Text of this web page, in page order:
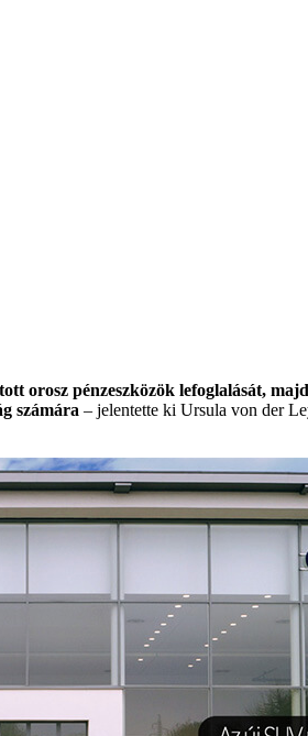
orosz pénzeszközök lefoglalását,
számára – jelentette ki Ursula von der